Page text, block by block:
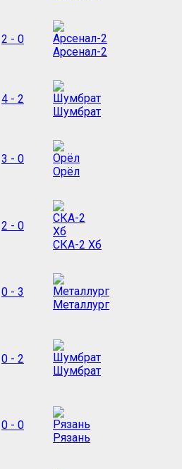
2 - 0
Арсенал-2
4 - 2
Шумбрат
3 - 0
Орёл
2 - 0
СКА-2 Хб
0 - 3
Металлург
0 - 2
Шумбрат
0 - 0
Рязань